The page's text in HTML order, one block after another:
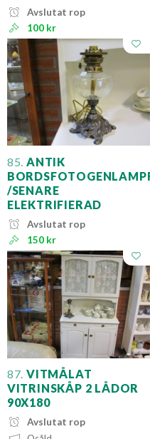
Avslutat rop
100 kr
85. ANTIK
/SENARE
ELEKTRIFIERAD
Avslutat rop
150 kr
87. VITMÅLAT
VITRINSKÅP 2 LÅDOR
90X180
Avslutat rop